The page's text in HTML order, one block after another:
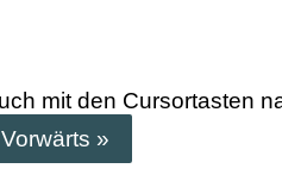
Vorwärts »